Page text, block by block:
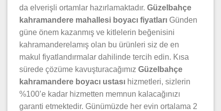
da elverişli ortamlar hazırlamaktadır. Güzelbahçe
kahramandere mahallesi boyacı fiyatları Günden
güne önem kazanmış ve kitlelerin beğenisini
kahramanderelamış olan bu ürünleri siz de en
makul fiyatlandırmalar dahilinde tercih edin. Kısa
sürede çözüme kavuşturacağımız Güzelbahçe
kahramandere boyacı ustası hizmetleri, sizlerin
%100’e kadar hizmetten memnun kalacağınızı
garanti etmektedir. Günümüzde her evin ortalama 2